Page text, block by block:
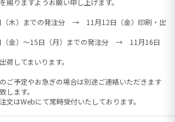
B-05
向け名刺ASPサービス「法人e名刺」
賜りますようお願い申し上げます。
（木）までの発注分 → 11月12日（金）印刷・出
（金）～15日（月）までの発注分 → 11月16日
荷してまいります。
ご予定やお急ぎの場合は別途ご連絡いただきます
します。
文はWebにて常時受付いたしております。